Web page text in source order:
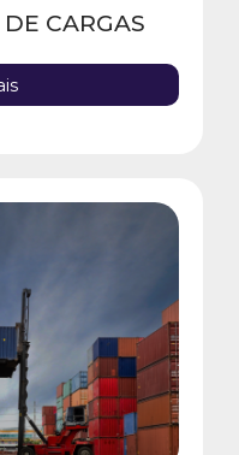
CARGAS